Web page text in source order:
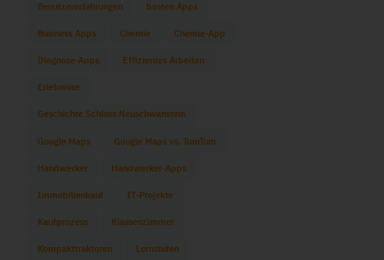
Benutzererfahrungen besten Apps
Business Apps Chemie Chemie-App
Diagnose-Apps Effizientes Arbeiten
Erlebnisse
Geschichte Schloss Neuschwanstein
Google Maps Google Maps vs. TomTom
Handwerker Handwerker-Apps
Immobilienkauf IT-Projekte
Kaufprozess Klassenzimmer
Kompakttraktoren Lernstufen